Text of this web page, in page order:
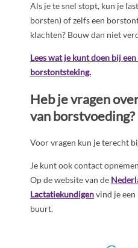
Als je te snel stopt, kun je
borsten) of zelfs een
klachten? Bouw dan niet
Lees wat je kunt doen bij
borstontsteking.
Heb je vragen
van borstvoeding?
Voor vragen kun je terecht
Je kunt ook contact
Op de website van de
Lactatiekundigenvind je
buurt.